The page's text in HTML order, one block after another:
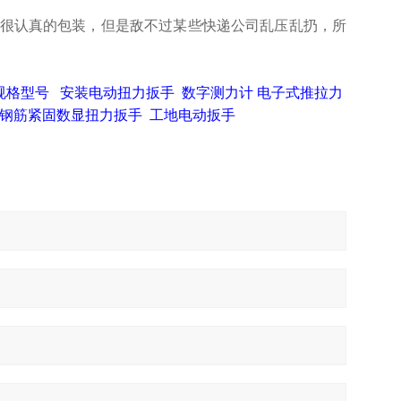
认真的包装，但是敌不过某些快递公司乱压乱扔，所
格型号 安装电动扭力扳手 数字测力计 电子式推拉力
钢筋紧固数显扭力扳手 工地电动扳手